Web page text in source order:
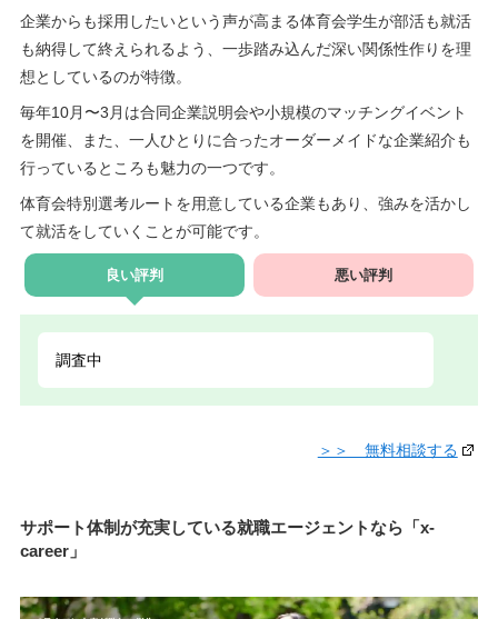
企業からも採用したいという声が高まる体育会学生が部活も就活
も納得して終えられるよう、一歩踏み込んだ深い関係性作りを理
想としているのが特徴。
毎年10月〜3月は合同企業説明会や小規模のマッチングイベント
を開催、また、一人ひとりに合ったオーダーメイドな企業紹介も
行っているところも魅力の一つです。
体育会特別選考ルートを用意している企業もあり、強みを活かし
て就活をしていくことが可能です。
良い評判 悪い評判
調査中
＞＞ 無料相談する
サポート体制が充実している就職エージェントなら「x-
career」